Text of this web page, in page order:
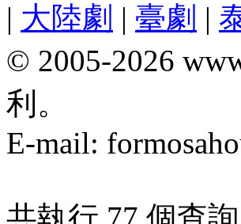
| 大陸劇 | 臺劇 |
© 2005-2026
利。
E-mail: